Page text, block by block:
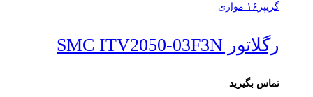
گریپر۱۶ موازی
رگلاتور SMC ITV2050-03F3N
تماس بگیرید